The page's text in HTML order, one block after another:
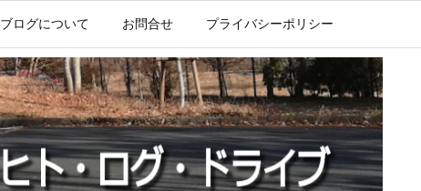
ブログについて お問合せ プライバシーポリシー